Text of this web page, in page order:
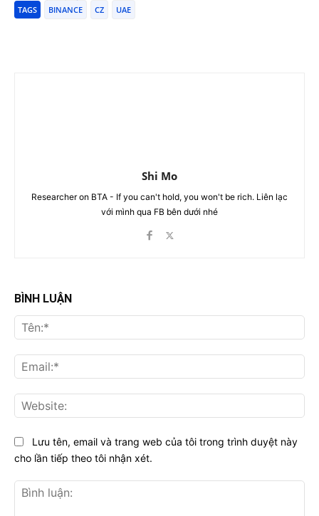
TAGS BINANCE CZ UAE
Shi Mo
Researcher on BTA - If you can't hold, you won't be rich. Liên lạc
với mình qua FB bên dưới nhé
BÌNH LUẬN
Lưu tên, email và trang web của tôi trong trình duyệt này
cho lần tiếp theo tôi nhận xét.